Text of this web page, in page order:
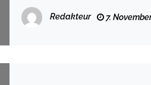
Redakteur 7.